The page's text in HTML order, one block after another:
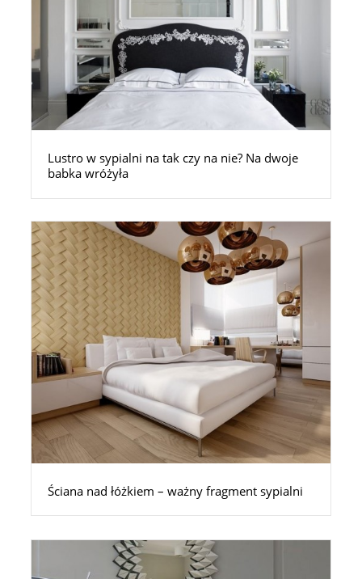
Lustro w sypialni na tak czy na nie? Na dwoje
babka wróżyła
Ściana nad łóżkiem – ważny fragment sypialni